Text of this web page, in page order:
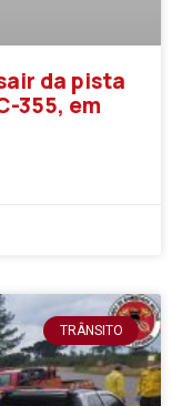
da pista
355, em
TRÂNSITO